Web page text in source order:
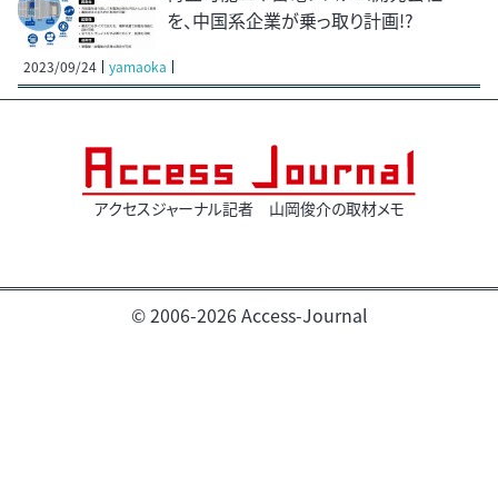
を、中国系企業が乗っ取り計画!?
2023/09/24 yamaoka
アクセスジャーナル記者 山岡俊介の取材メモ
© 2006-2026 Access-Journal